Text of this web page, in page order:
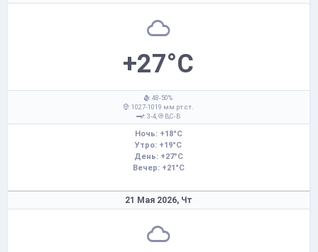
+27°C
: 48-50%
: 1027-1019 мм рт.ст.
: 3-4,
В,С-В
Ночь: +18°C
Утро: +19°C
День: +27°C
Вечер: +21°C
21 Мая 2026, Чт